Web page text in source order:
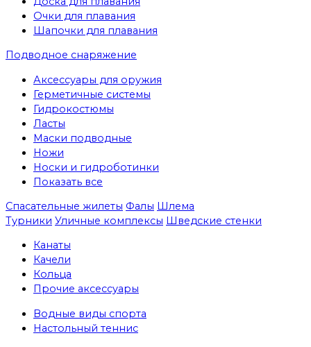
Очки для плавания
Шапочки для плавания
Подводное снаряжение
Аксессуары для оружия
Герметичные системы
Гидрокостюмы
Ласты
Маски подводные
Ножи
Носки и гидроботинки
Показать все
Спасательные жилеты Фалы Шлема
Турники Уличные комплексы Шведские стенки
Канаты
Качели
Кольца
Прочие аксессуары
Водные виды спорта
Настольный теннис